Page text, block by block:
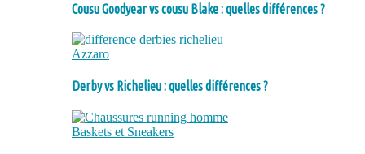
Cousu Goodyear vs cousu Blake : quelles différences ?
Azzaro
Derby vs Richelieu : quelles différences ?
Baskets et Sneakers